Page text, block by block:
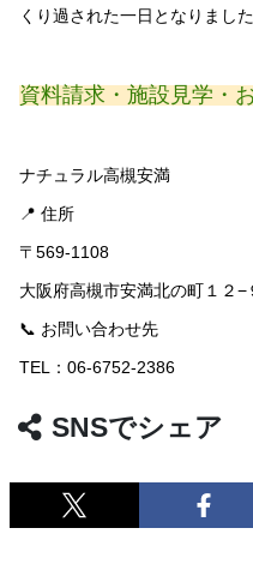
くり過された一日となりました
資料請求・施設見学・
ナチュラル高槻安満
📍 住所
〒569-1108
大阪府高槻市安満北の町１２−
📞 お問い合わせ先
TEL：06-6752-2386
SNSでシェア